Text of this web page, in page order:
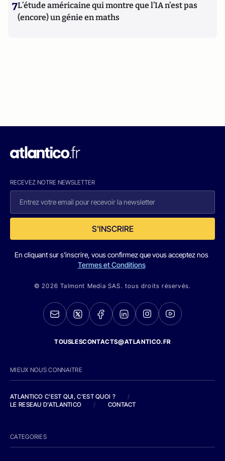
7L’étude américaine qui montre que l’IA n’est pas
(encore) un génie en maths
RECEVEZ NOTRE NEWSLETTER
S'INSCRIRE
En cliquant sur s'inscrire, vous confirmez que vous acceptez nos
Termes et Conditions
© 2026 Talmont Media SAS. tous droits réservés.
TOUSLESCONTACTS@ATLANTICO.FR
MIEUX NOUS CONNAITRE
ATLANTICO C'EST QUI, C'EST QUOI ?
/
LE RESEAU D'ATLANTICO
/ CONTACT
CATEGORIES